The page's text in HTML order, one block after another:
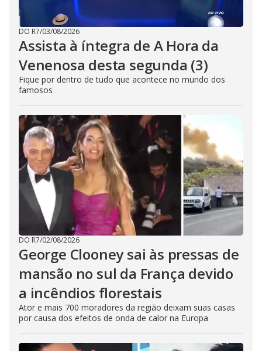
DO R7/03/08/2026
Assista à íntegra de A Hora da
Venenosa desta segunda (3)
Fique por dentro de tudo que acontece no mundo dos
famosos
DO R7/02/08/2026
George Clooney sai às pressas de
mansão no sul da França devido
a incêndios florestais
Ator e mais 700 moradores da região deixam suas casas
por causa dos efeitos de onda de calor na Europa